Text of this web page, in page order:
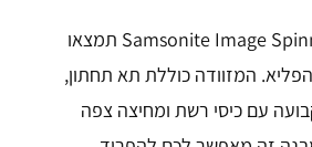
בתוך ה-Samsonite Image Spinner 75cm תמצאו
המזוודה כוללת תא תחתון,
עם כיסי רשת ומחיצה צפה